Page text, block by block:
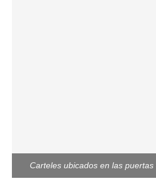
Carteles ubicados en las puertas